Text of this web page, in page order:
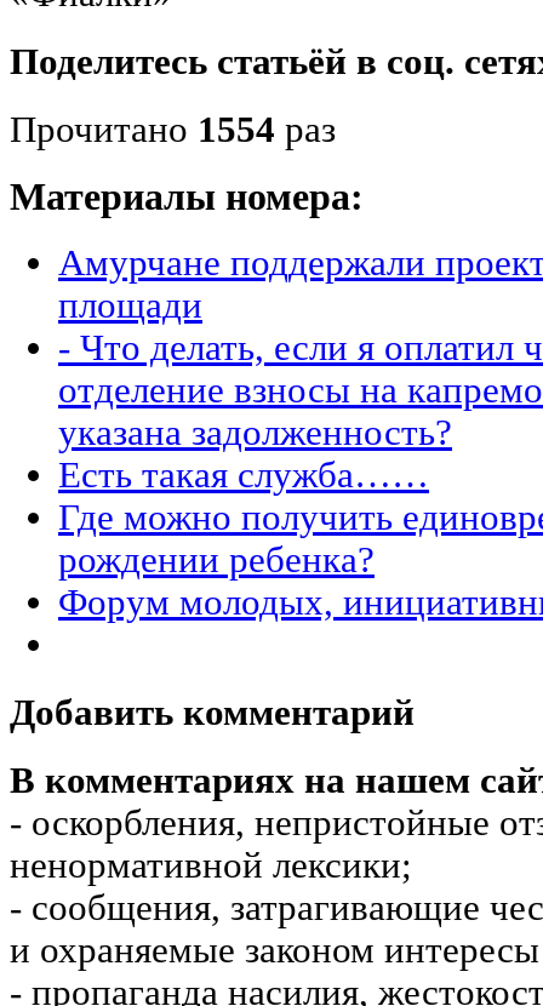
Поделитесь статьёй в соц.
Прочитано 1554 раз
Материалы номера:
Амурчане поддержали
площади
- Что делать, если я оплатил
отделение взносы на
указана задолженность?
Есть такая служба……
Где можно получить
рождении ребенка?
Форум молодых,
Добавить комментарий
В комментариях на нашем
- оскорбления, непристойные
ненормативной лексики;
- сообщения, затрагивающие
и охраняемые законом
- пропаганда насилия,